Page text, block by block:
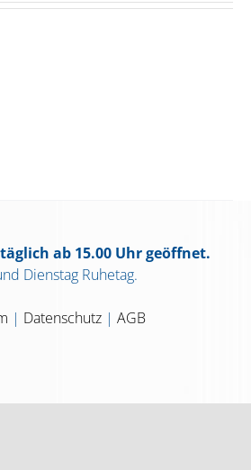
ab 15.00 Uhr geöffnet.
Dienstag Ruhetag.
| Datenschutz| AGB